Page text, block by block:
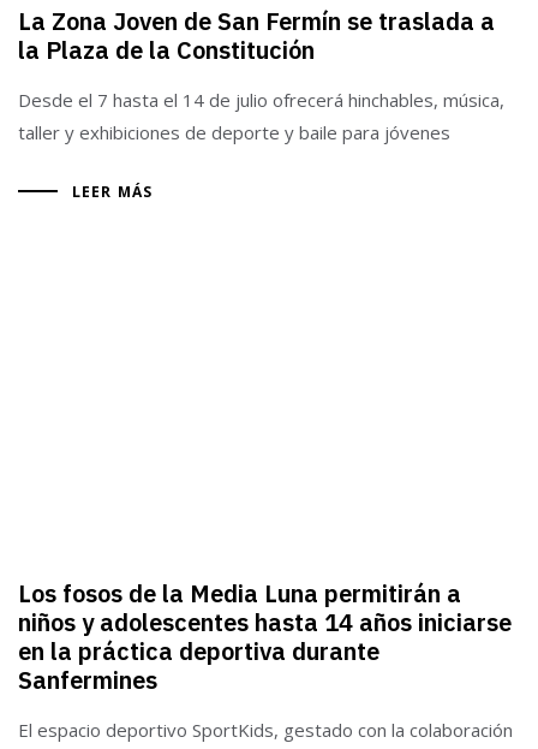
La Zona Joven de San Fermín se traslada a
la Plaza de la Constitución
Desde el 7 hasta el 14 de julio ofrecerá hinchables, música,
taller y exhibiciones de deporte y baile para jóvenes
LEER MÁS
Los fosos de la Media Luna permitirán a
niños y adolescentes hasta 14 años iniciarse
en la práctica deportiva durante
Sanfermines
El espacio deportivo SportKids, gestado con la colaboración